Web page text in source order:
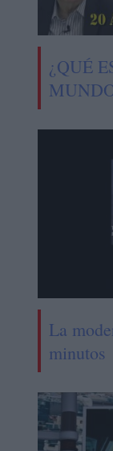
¿QUÉ
La
minutos